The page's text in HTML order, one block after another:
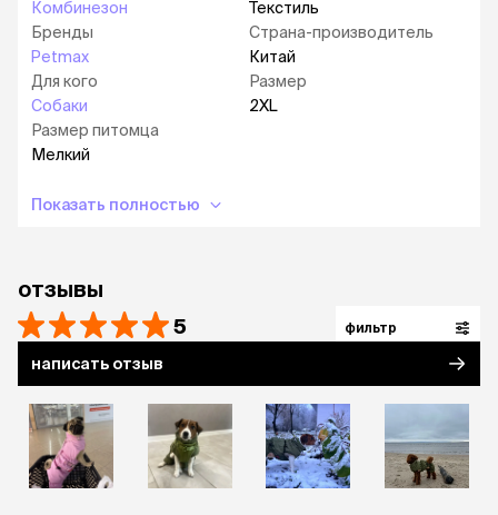
Комбинезон
Бренды
Petmax
Для кого
Собаки
Размер питомца
Мелкий
Текстиль
Страна-производитель
Китай
Размер
2XL
Показать полностью
отзывы
5 фильтр
написать отзыв